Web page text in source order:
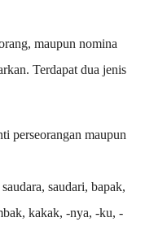
maupun nomina
Terdapat dua jenis
perseorangan maupun
saudari, bapak,
kakak, -nya, -ku, -